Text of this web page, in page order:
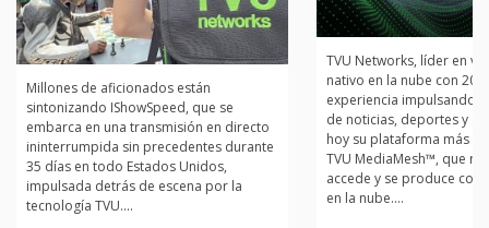
Millones de aficionados están
sintonizando IShowSpeed, que se
embarca en una transmisión en directo
ininterrumpida sin precedentes durante
35 días en todo Estados Unidos,
impulsada detrás de escena por la
tecnología TVU....
TVU Networks, líder en
nativo en la nube con 20
experiencia impulsando
de noticias, deportes y
hoy su plataforma más
TVU MediaMesh™, que
accede y se produce
en la nube....